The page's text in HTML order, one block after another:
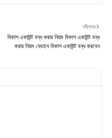
নবীনতর
বিকাশ একাউন্ট বন্ধ করার নিয়ম বিকাশ একাউন্ট বন্ধ
করার নিয়ম যেভাবে বিকাশ একাউন্ট বন্ধ করবেন